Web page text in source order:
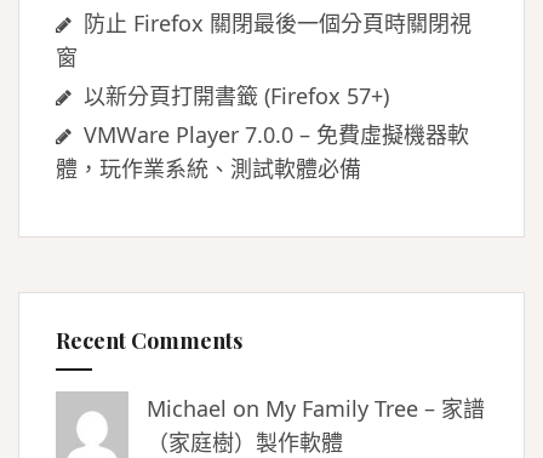
防止 Firefox 關閉最後一個分頁時關閉視
窗
以新分頁打開書籤 (Firefox 57+)
VMWare Player 7.0.0 – 免費虛擬機器軟
體，玩作業系統、測試軟體必備
Recent Comments
Michael on My Family Tree – 家譜
（家庭樹）製作軟體